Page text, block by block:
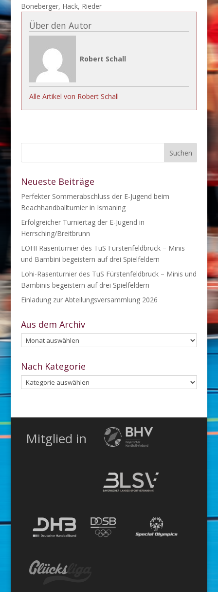
Boneberger, Hack, Rieder
Über den Autor
Robert Schall
Alle Artikel von Robert Schall
Neueste Beiträge
Perfekter Sommerabschluss der E-Jugend beim
Beachhandballturnier in Ismaning
Erfolgreicher Turniertag der E-Jugend in
Herrsching/Breitbrunn
LOHI Rasenturnier des TuS Fürstenfeldbruck – Minis
und Bambini begeistern auf drei Spielfeldern
Lohi-Rasenturnier des TuS Fürstenfeldbruck – Minis und
Bambinis begeistern auf drei Spielfeldern
Einladung zur Abteilungsversammlung 2026
Aus dem Archiv
Aus
dem
Archiv
Nach Kategorie
Nach
Kategorie
Mitglied in